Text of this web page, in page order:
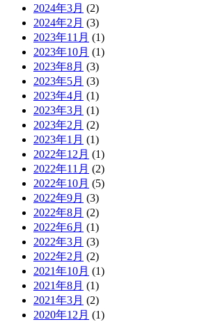
2024年3月 (2)
2024年2月 (3)
2023年11月 (1)
2023年10月 (1)
2023年8月 (3)
2023年5月 (3)
2023年4月 (1)
2023年3月 (1)
2023年2月 (2)
2023年1月 (1)
2022年12月 (1)
2022年11月 (2)
2022年10月 (5)
2022年9月 (3)
2022年8月 (2)
2022年6月 (1)
2022年3月 (3)
2022年2月 (2)
2021年10月 (1)
2021年8月 (1)
2021年3月 (2)
2020年12月 (1)